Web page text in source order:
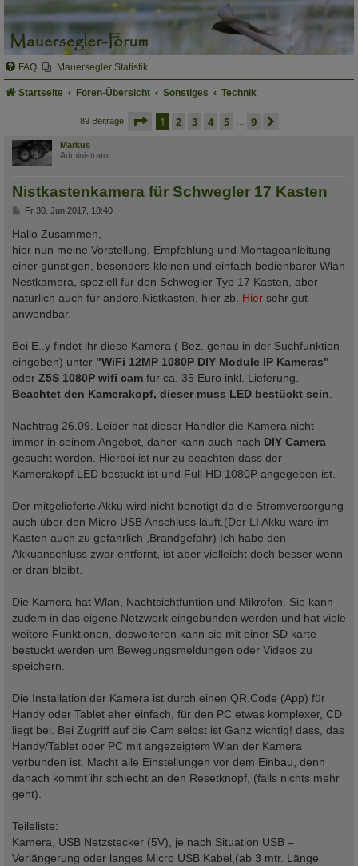
FAQ Mauersegler Statistik
Startseite Foren-Übersicht Sonstiges Technik
89 Beiträge seite 1 von 9
1 2 3 4 5 9
Markus
Administrator
Nistkastenkamera für Schwegler 17 Kasten
B
i
t
r
g
Fr 30. Jun 2017, 18:40
Hallo Zusammen,
hier nun meine Vorstellung, Empfehlung und Montageanleitung
einer günstigen, besonders kleinen und einfach bedienbarer Wlan
Nestkamera, speziell für den Schwegler Typ 17 Kasten, aber
natürlich auch für andere Nistkästen, hier zb. Hier sehr gut
anwendbar.
Bei E..y findet ihr diese Kamera ( Bez. genau in der Suchfunktion
eingeben) unter "WiFi 12MP 1080P DIY Module IP Kameras"
oder Z5S 1080P wifi cam für ca. 35 Euro inkl. Lieferung.
Beachtet den Kamerakopf, dieser muss LED bestückt sein
Nachtrag 26.09. Leider hat dieser Händler die Kamera nicht
immer in seinem Angebot, daher kann auch nach DIY Camera
gesucht werden. Hierbei ist nur zu beachten dass der
Kamerakopf LED bestückt ist und Full HD 1080P angegeben ist.
Der mitgelieferte Akku wird nicht benötigt da die Stromversorgung
auch über den Micro USB Anschluss läuft.(Der LI Akku wäre im
Kasten auch zu gefährlich ,Brandgefahr) Ich habe den
Akkuanschluss zwar entfernt, ist aber vielleicht doch besser wenn
er dran bleibt.
Die Kamera hat Wlan, Nachtsichtfuntion und Mikrofon. Sie kann
zudem in das eigene Netzwerk eingebunden werden und hat viele
weitere Funktionen, desweiteren kann sie mit einer SD karte
bestückt werden um Bewegungsmeldungen oder Videos zu
speichern.
Die Installation der Kamera ist durch einen QR.Code (App) für
Handy oder Tablet eher einfach, für den PC etwas komplexer, CD
liegt bei. Bei Zugriff auf die Cam selbst ist Ganz wichtig! dass, das
Handy/Tablet oder PC mit angezeigtem Wlan der Kamera
verbunden ist. Macht alle Einstellungen vor dem Einbau, denn
danach kommt ihr schlecht an den Resetknopf, (falls nichts mehr
geht).
Teileliste:
Kamera, USB Netzstecker (5V), je nach Situation USB –
Verlängerung oder langes Micro USB Kabel,(ab 3 mtr. Länge